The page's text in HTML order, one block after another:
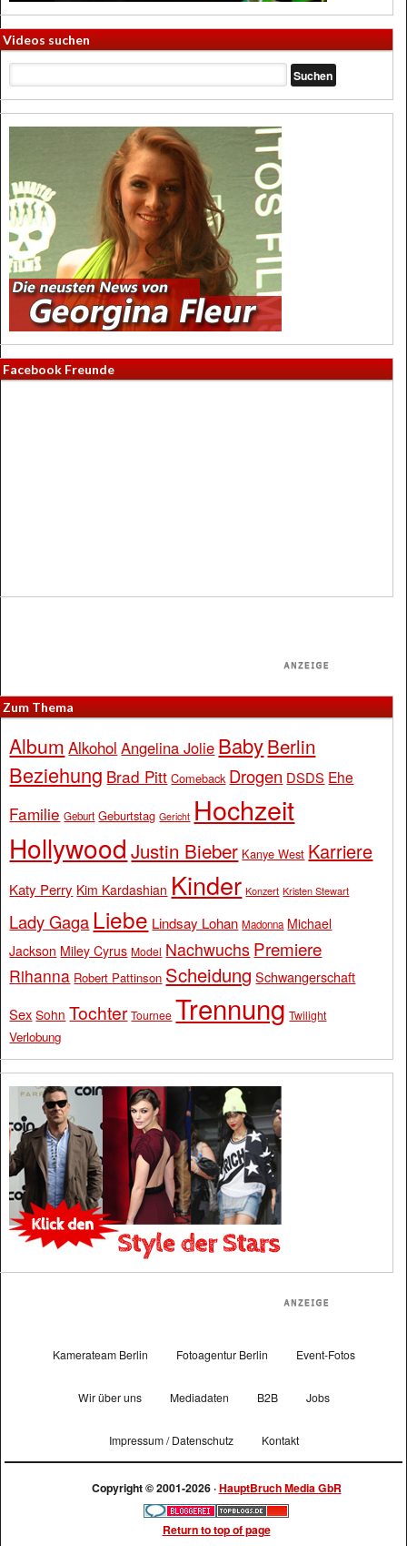
Videos suchen
Facebook Freunde
Zum Thema
Album Alkohol Angelina Jolie BabyBerlin
Beziehung Brad Pitt Comeback Drogen DSDS Ehe
Familie Geburt Geburtstag Gericht Hochzeit
Hollywood Justin Bieber Kanye West Karriere
Katy Perry Kim Kardashian Kinder Konzert Kristen Stewart
Lady Gaga Liebe Lindsay Lohan Madonna Michael
Jackson Miley Cyrus Model Nachwuchs Premiere
Rihanna Robert Pattinson Scheidung Schwangerschaft
Sex Sohn Tochter Tournee Trennung Twilight
Verlobung
Kamerateam Berlin Fotoagentur Berlin Event-Fotos
Wir über uns Mediadaten B2B Jobs
Impressum / Datenschutz Kontakt
Copyright © 2001-2026 ·HauptBruch Media GbR
Return to top of page